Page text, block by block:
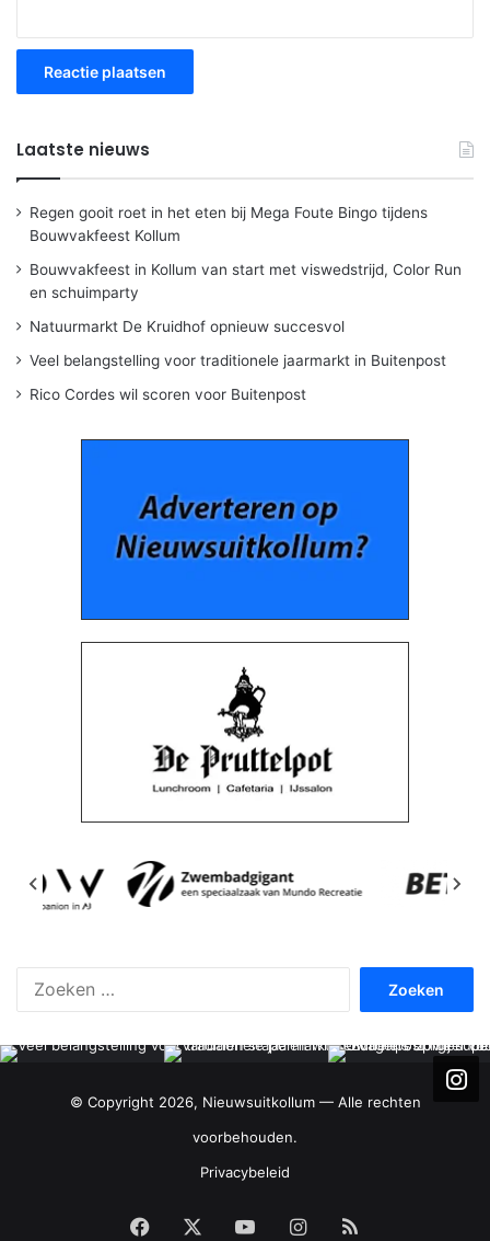
Laatste nieuws
Regen gooit roet in het eten bij Mega Foute Bingo tijdens
Bouwvakfeest Kollum
Bouwvakfeest in Kollum van start met viswedstrijd, Color Run
en schuimparty
Natuurmarkt De Kruidhof opnieuw succesvol
Veel belangstelling voor traditionele jaarmarkt in Buitenpost
Rico Cordes wil scoren voor Buitenpost
© Copyright 2026, Nieuwsuitkollum — Alle rechten
voorbehouden.
Privacybeleid
Facebook YouTubeInstagram
RSS